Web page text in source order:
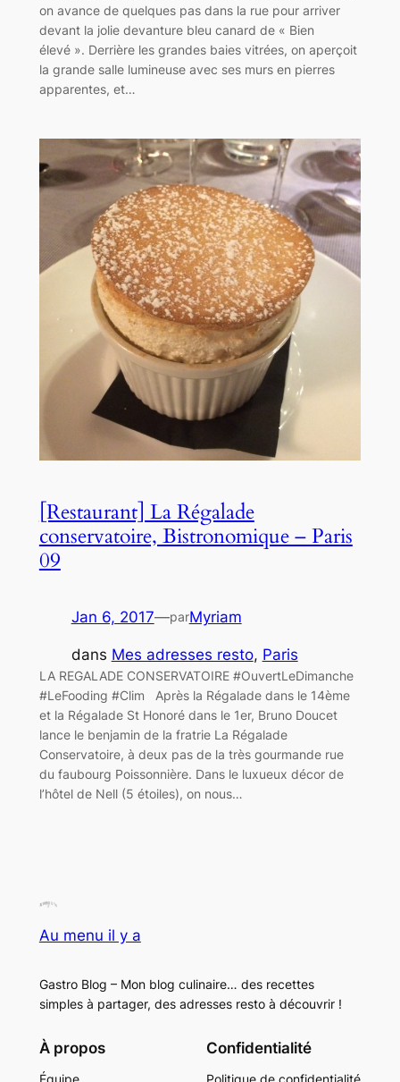
on avance de quelques pas dans la rue pour arriver
devant la jolie devanture bleu canard de « Bien
élevé ». Derrière les grandes baies vitrées, on aperçoit
la grande salle lumineuse avec ses murs en pierres
apparentes, et…
[Restaurant] La Régalade
conservatoire, Bistronomique – Paris
09
Jan 6, 2017—parMyriam
dans Mes adresses resto, Paris
LA REGALADE CONSERVATOIRE #OuvertLeDimanche
#LeFooding #Clim Après la Régalade dans le 14ème
et la Régalade St Honoré dans le 1er, Bruno Doucet
lance le benjamin de la fratrie La Régalade
Conservatoire, à deux pas de la très gourmande rue
du faubourg Poissonnière. Dans le luxueux décor de
l’hôtel de Nell (5 étoiles), on nous…
Au menu il y a
Gastro Blog – Mon blog culinaire… des recettes
simples à partager, des adresses resto à découvrir !
À propos Confidentialité